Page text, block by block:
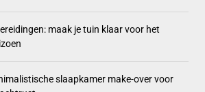
maak je tuin klaar voor het
slaapkamer make-over voor